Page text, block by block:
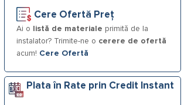
Cere Ofertă Preț
Ai o listă de materiale primită de la
instalator? Trimite-ne o cerere de ofertă
acum! Cere Ofertă
Plata în Rate prin Credit Instant